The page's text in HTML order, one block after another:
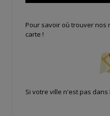
Pour savoir où trouver nos
carte !
Si votre ville n'est pas dans